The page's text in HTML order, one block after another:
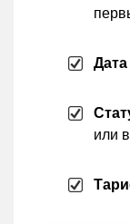
или